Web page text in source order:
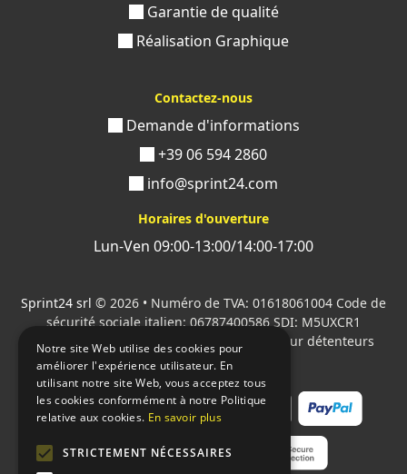
Garantie de qualité
Réalisation Graphique
Contactez-nous
Demande d'informations
+39 06 594 2860
info@sprint24.com
Horaires d'ouverture
Lun-Ven 09:00-13:00/14:00-17:00
Sprint24 srl © 2026 • Numéro de TVA: 01618061004 Code de
sécurité sociale italien: 06787400586 SDI: M5UXCR1
Tous les logos cités sont la propriété de leur détenteurs
respectifs.
Notre site Web utilise des cookies pour
améliorer l'expérience utilisateur. En
utilisant notre site Web, vous acceptez tous
les cookies conformément à notre Politique
relative aux cookies. En savoir plus
STRICTEMENT NÉCESSAIRES